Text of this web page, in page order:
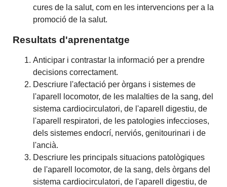
cures de la salut, com en les intervencions per a la
promoció de la salut.
Resultats d'aprenentatge
Anticipar i contrastar la informació per a prendre
decisions correctament.
Descriure l'afectació per òrgans i sistemes de
l'aparell locomotor, de les malalties de la sang, del
sistema cardiocirculatori, de l'aparell digestiu, de
l'aparell respiratori, de les patologies infeccioses,
dels sistemes endocrí, nerviós, genitourinari i de
l'ancià.
Descriure les principals situacions patològiques
de l'aparell locomotor, de la sang, dels òrgans del
sistema cardiocirculatori, de l'aparell digestiu, de